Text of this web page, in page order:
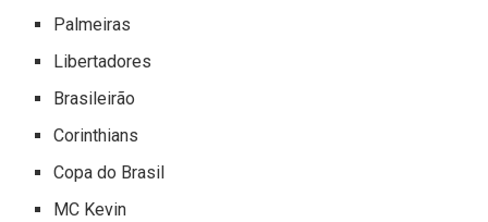
Palmeiras
Libertadores
Brasileirão
Corinthians
Copa do Brasil
MC Kevin